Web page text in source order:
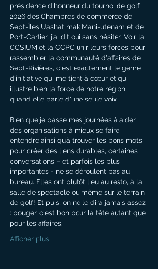
présidence d'honneur du tournoi de golf
2026 des Chambres de commerce de
Sept-Îles Uashat mak Mani-utenam et de
Port-Cartier, j’ai dit oui sans hésiter. Voir la
CCSIUM et la CCPC unir leurs forces pour
rassembler la communauté d'affaires de
Sept-Rivières, c'est exactement le genre
d'initiative qui me tient à cœur et qui
illustre bien la force de notre région
quand elle parle d'une seule voix.
Bien que je passe mes journées à aider
des organisations à mieux se faire
entendre ainsi qu’à trouver les bons mots
pour créer des liens durables, certaines
conversations – et parfois les plus
importantes - ne se déroulent pas au
bureau. Elles ont plutôt lieu au resto, à la
salle de spectacle ou même sur le terrain
de golf! Et puis, on ne le dira jamais assez
: bouger, c'est bon pour la tête autant que
pour les affaires.
Afficher plus